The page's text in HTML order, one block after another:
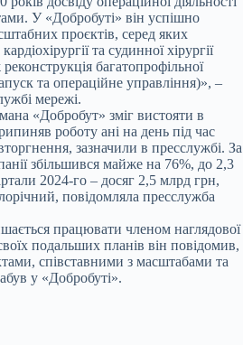
У «Добробуті» він успішно
проєктів, серед яких
та судинної хірургії
багатопрофільної
та операційне управління)», –
мережі.
«Добробут» зміг вистояти в
роботу ані на день під час
зазначили в пресслужбі. За
збільшився майже на 76%, до 2,3
2024-го – досяг 2,5 млрд грн,
повідомляла пресслужба
працювати членом наглядової
подальших планів він повідомив,
співставними з масштабами та
у «Добробуті».